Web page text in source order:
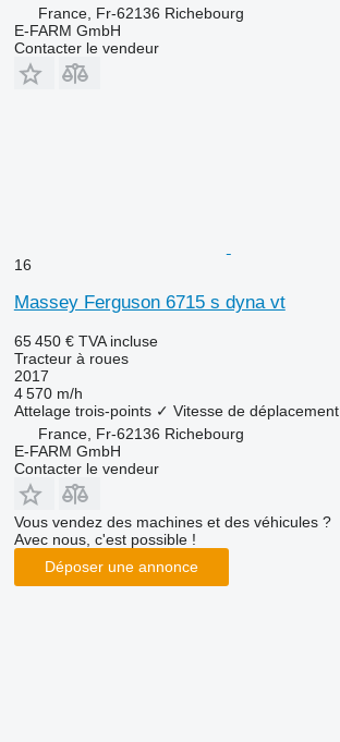
France, Fr-62136 Richebourg
E-FARM GmbH
Contacter le vendeur
16
Massey Ferguson 6715 s dyna vt
65 450 € TVA incluse
Tracteur à roues
2017
4 570 m/h
Attelage trois-points ✓ Vitesse de déplacement
France, Fr-62136 Richebourg
E-FARM GmbH
Contacter le vendeur
Vous vendez des machines et des véhicules ?
Avec nous, c'est possible !
Déposer une annonce